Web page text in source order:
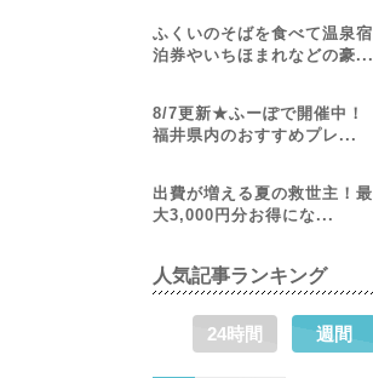
ふくいのそばを食べて温泉宿
泊券やいちほまれなどの豪...
8/7更新★ふーぽで開催中！
福井県内のおすすめプレ...
出費が増える夏の救世主！最
大3,000円分お得にな...
人気記事ランキング
24時間 週間